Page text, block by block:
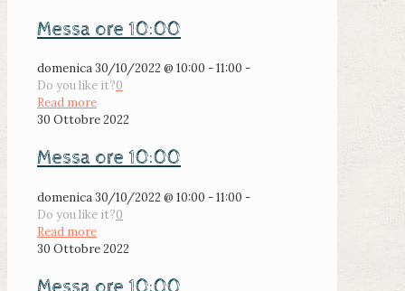
Messa ore 10:00
domenica 30/10/2022 @ 10:00 - 11:00 -
Do you like it?0
Read more
30 Ottobre 2022
Messa ore 10:00
domenica 30/10/2022 @ 10:00 - 11:00 -
Do you like it?0
Read more
30 Ottobre 2022